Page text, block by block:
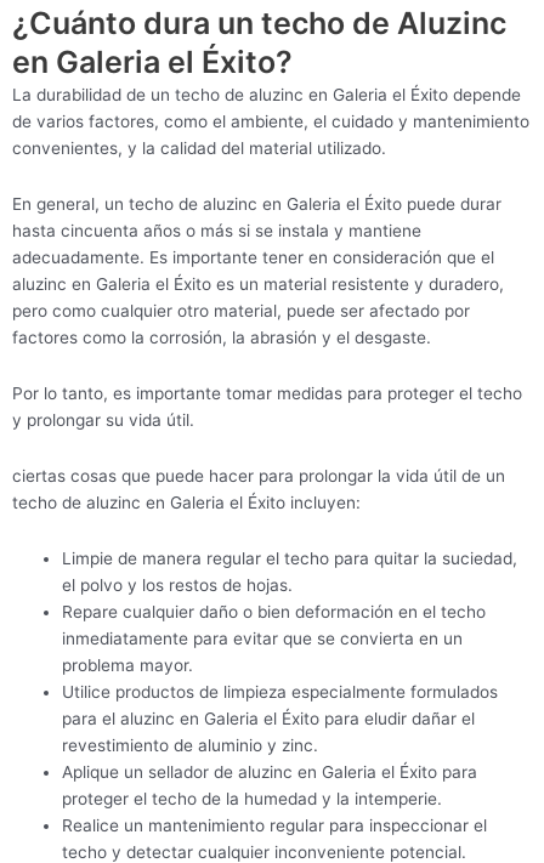
¿Cuánto dura un techo de Aluzinc
en Galeria el Éxito?
La durabilidad de un techo de aluzinc en Galeria el Éxito depende
de varios factores, como el ambiente, el cuidado y mantenimiento
convenientes, y la calidad del material utilizado.
En general, un techo de aluzinc en Galeria el Éxito puede durar
hasta cincuenta años o más si se instala y mantiene
adecuadamente. Es importante tener en consideración que el
aluzinc en Galeria el Éxito es un material resistente y duradero,
pero como cualquier otro material, puede ser afectado por
factores como la corrosión, la abrasión y el desgaste.
Por lo tanto, es importante tomar medidas para proteger el techo
y prolongar su vida útil.
ciertas cosas que puede hacer para prolongar la vida útil de un
techo de aluzinc en Galeria el Éxito incluyen:
Limpie de manera regular el techo para quitar la suciedad,
el polvo y los restos de hojas.
Repare cualquier daño o bien deformación en el techo
inmediatamente para evitar que se convierta en un
problema mayor.
Utilice productos de limpieza especialmente formulados
para el aluzinc en Galeria el Éxito para eludir dañar el
revestimiento de aluminio y zinc.
Aplique un sellador de aluzinc en Galeria el Éxito para
proteger el techo de la humedad y la intemperie.
Realice un mantenimiento regular para inspeccionar el
techo y detectar cualquier inconveniente potencial.